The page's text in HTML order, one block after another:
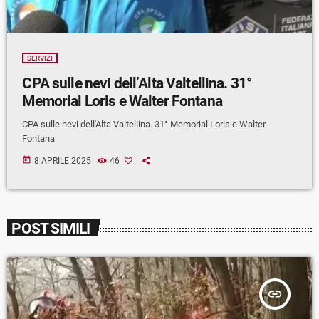
SERVIZI
CPA sulle nevi dell’Alta Valtellina. 31°
Memorial Loris e Walter Fontana
CPA sulle nevi dell'Alta Valtellina. 31° Memorial Loris e Walter
Fontana
today 8 APRILE 2025 46
POST SIMILI
insert_link